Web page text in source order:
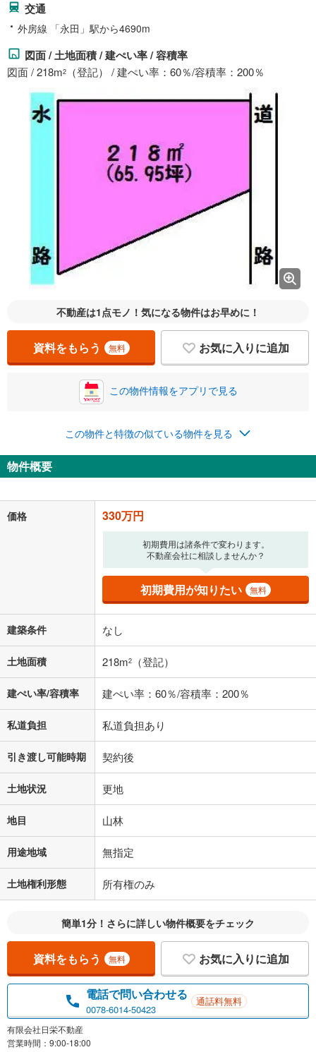
交通
外房線 「永田」駅から4690m
図面 / 土地面積 / 建ぺい率 / 容積率
図面 / 218m2 （登記） / 建ぺい率：60％/容積率：200％
不動産は1点モノ！気になる物件はお早めに！
資料をもらう 無料 お気に入りに追加
この物件情報をアプリで見る
この物件と特徴の似ている物件を見る
物件概要
価格 330万円
初期費用は諸条件で変わります。
不動産会社に相談しませんか？
初期費用が知りたい 無料
建築条件 なし
土地面積 218m2 （登記）
建ぺい率/容積率 建ぺい率：60％/容積率：200％
私道負担 私道負担あり
引き渡し可能時期 契約後
土地状況 更地
地目 山林
用途地域 無指定
土地権利形態 所有権のみ
簡単1分！さらに詳しい物件概要をチェック
資料をもらう 無料 お気に入りに追加
電話で問い合わせる
0078-6014-50423
通話料無料
有限会社日栄不動産
営業時間：9:00-18:00